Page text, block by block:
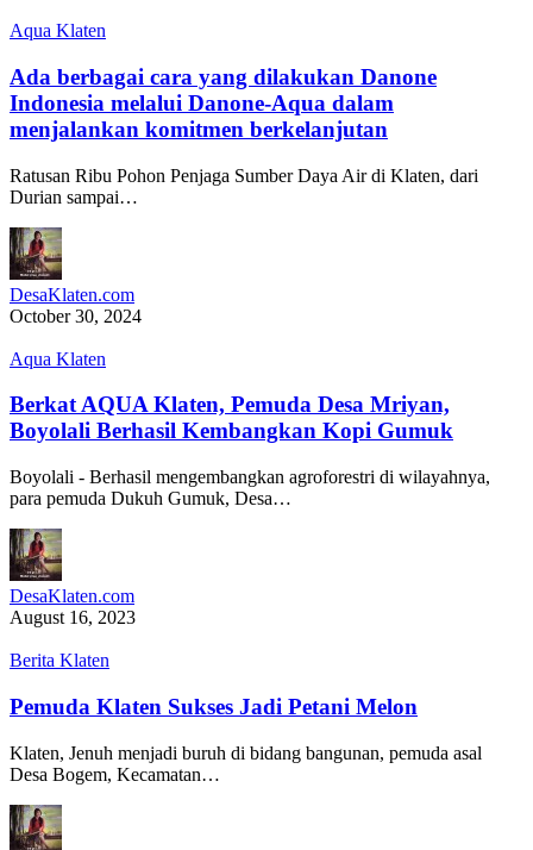
Aqua Klaten
Ada berbagai cara yang dilakukan Danone
Indonesia melalui Danone-Aqua dalam
menjalankan komitmen berkelanjutan
Ratusan Ribu Pohon Penjaga Sumber Daya Air di Klaten, dari
Durian sampai…
DesaKlaten.com
October 30, 2024
Aqua Klaten
Berkat AQUA Klaten, Pemuda Desa Mriyan,
Boyolali Berhasil Kembangkan Kopi Gumuk
Boyolali - Berhasil mengembangkan agroforestri di wilayahnya,
para pemuda Dukuh Gumuk, Desa…
DesaKlaten.com
August 16, 2023
Berita Klaten
Pemuda Klaten Sukses Jadi Petani Melon
Klaten, Jenuh menjadi buruh di bidang bangunan, pemuda asal
Desa Bogem, Kecamatan…